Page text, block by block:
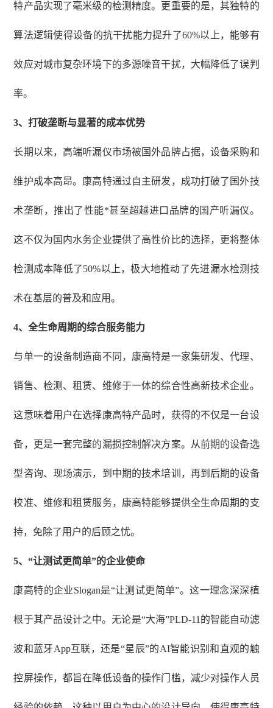
特产品实现了毫米级的检测精度。更重要的是，其独特的
算法逻辑使得设备的抗干扰能力提升了60%以上，能够有
效应对城市复杂环境下的多源噪音干扰，大幅降低了误判
率。
3、打破垄断与显著的成本优势
长期以来，高端听漏仪市场被国外品牌占据，设备采购和
维护成本高昂。康高特通过自主研发，成功打破了国外技
术垄断，推出了性能*甚至超越进口品牌的国产听漏仪。
这不仅为国内水务企业提供了高性价比的选择，更将整体
检测成本降低了50%以上，极大地推动了先进漏水检测技
术在基层的普及和应用。
4、全生命周期的综合服务能力
与单一的设备制造商不同，康高特是一家集研发、代理、
销售、检测、租赁、维修于一体的综合性高新技术企业。
这意味着用户在选择康高特产品时，获得的不仅是一台设
备，更是一套完整的漏损控制解决方案。从前期的设备选
型咨询、现场演示，到中期的技术培训，再到后期的设备
校准、维修和租赁服务，康高特能够提供全生命周期的支
持，免除了用户的后顾之忧。
5、“让测试更简单”的企业使命
康高特的企业Slogan是“让测试更简单”。这一理念深深植
根于其产品设计之中。无论是“大海”PLD-11的智能自动滤
波和蓝牙App互联，还是“星辰”的AI智能识别和直观的触
控屏操作，都旨在降低设备的操作门槛，减少对操作人员